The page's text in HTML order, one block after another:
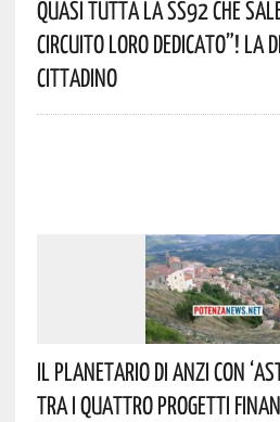
Quasi Tutta La SS92 Che
Circuito Loro Dedicato”! La
Cittadino
Il Planetario Di Anzi Con
Tra I Quattro Progetti